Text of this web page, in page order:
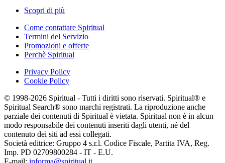
Scopri di più
Come contattare Spiritual
Termini del Servizio
Promozioni e offerte
Perchè Spiritual
Privacy Policy
Cookie Policy
© 1998-2026 Spiritual - Tutti i diritti sono riservati. Spiritual® e
Spiritual Search® sono marchi registrati. La riproduzione anche
parziale dei contenuti di Spiritual è vietata. Spiritual non è in alcun
modo responsabile dei contenuti inseriti dagli utenti, né del
contenuto dei siti ad essi collegati.
Società editrice: Gruppo 4 s.r.l. Codice Fiscale, Partita IVA, Reg.
Imp. PD 02709800284 - IT - E.U.